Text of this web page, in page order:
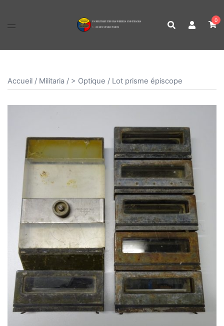
0
Accueil / Militaria / > Optique / Lot prisme épiscope